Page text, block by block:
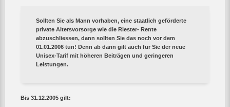
Sollten Sie als Mann vorhaben, eine staatlich geförderte
private Altersvorsorge wie die Riester- Rente
abzuschliessen, dann sollten Sie das noch vor dem
01.01.2006 tun! Denn ab dann gilt auch für Sie der neue
Unisex-Tarif mit höheren Beiträgen und geringeren
Leistungen.
Bis 31.12.2005 gilt: